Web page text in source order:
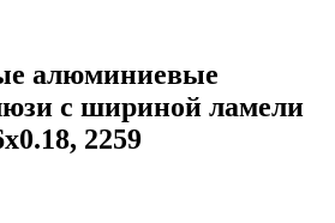
алюминиевые
с шириной ламели
2259